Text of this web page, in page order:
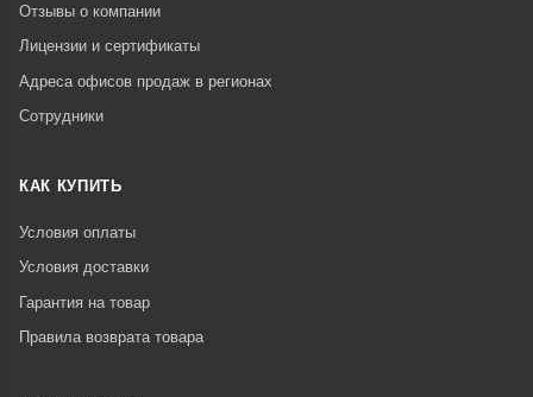
Отзывы о компании
Лицензии и сертификаты
Адреса офисов продаж в регионах
Сотрудники
КАК КУПИТЬ
Условия оплаты
Условия доставки
Гарантия на товар
Правила возврата товара